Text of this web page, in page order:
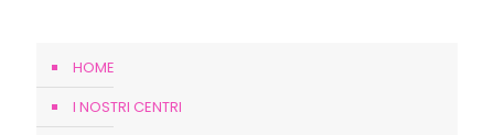
HOME
I NOSTRI CENTRI